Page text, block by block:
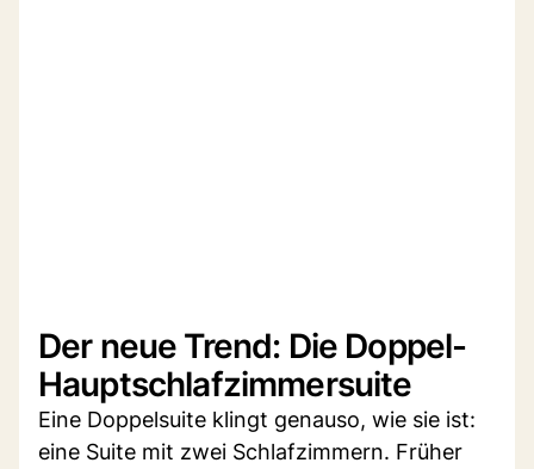
Der neue Trend: Die Doppel-
Hauptschlafzimmersuite
Eine Doppelsuite klingt genauso, wie sie ist:
eine Suite mit zwei Schlafzimmern. Früher